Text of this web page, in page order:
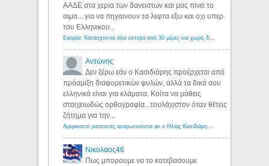
ΑΑΔΕ στα χερια των δανειστων και μας πινει το
αιμα... για να πηγαινουν τα λεφτα εξω και οχι υπερ
του Ελληνικου...
Αντώνης
Δεν ξέρω εάν ο Κασιδιάρης προέρχεται από
πρόσμιξη διαφορετικών φυλών, αλλά τα δικά σου
ελληνικά είναι για κλάματα. Κοίτα να μάθεις
στοιχειωδώς ορθογραφία...τουλάχιστον όταν θέτεις
ζήτημα για την...
Νικολαος46
Πως μπορουμε να το κατεβασουμε